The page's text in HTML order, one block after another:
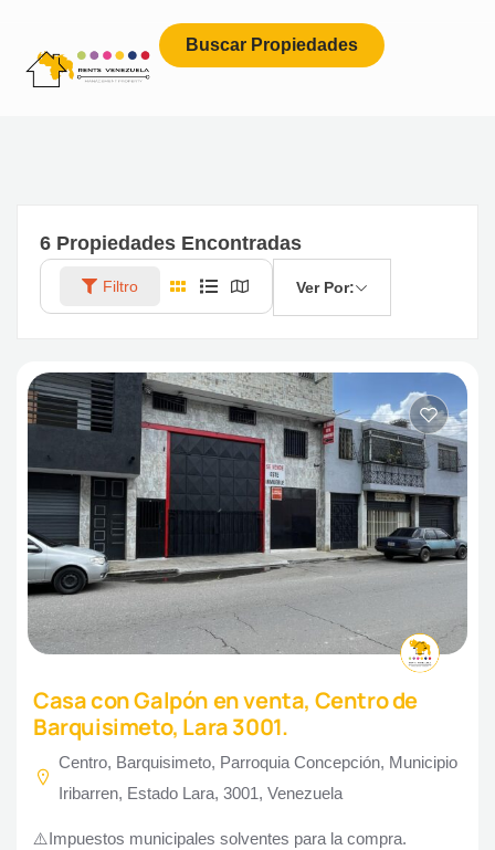
Buscar Propiedades
6 Propiedades Encontradas
Filtro Ver Por:
Casa con Galpón en venta, Centro de
Barquisimeto, Lara 3001.
Centro, Barquisimeto, Parroquia Concepción, Municipio
Iribarren, Estado Lara, 3001, Venezuela
⚠️Impuestos municipales solventes para la compra.